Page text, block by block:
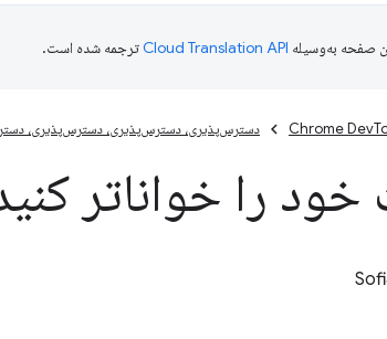
صفحه به‌وسیله ترجمه شده است.
Chrome دسترس‌پذیری، دسترس‌پذیری، دسترس‌پذیری،
را خواناتر